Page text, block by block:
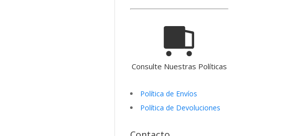
Consulte Nuestras Políticas
Política de Envíos
Política de Devoluciones